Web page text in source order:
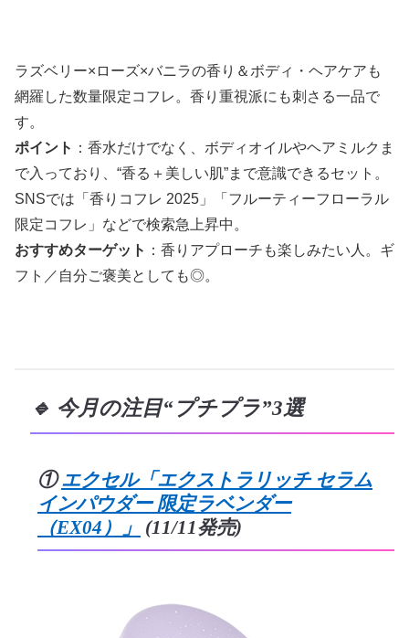
ラズベリー×ローズ×バニラの香り＆ボディ・ヘアケアも
網羅した数量限定コフレ。香り重視派にも刺さる一品で
す。
ポイント ：香水だけでなく、ボディオイルやヘアミルクま
で入っており、“香る＋美しい肌”まで意識できるセット。
SNSでは「香りコフレ 2025」「フルーティーフローラル
限定コフレ」などで検索急上昇中。
おすすめターゲット ：香りアプローチも楽しみたい人。ギ
フト／自分ご褒美としても◎。
🔹 今月の注目“プチプラ”3選
①エクセル「エクストラリッチ セラム
インパウダー 限定ラベンダー
（EX04）」
(11/11発売)